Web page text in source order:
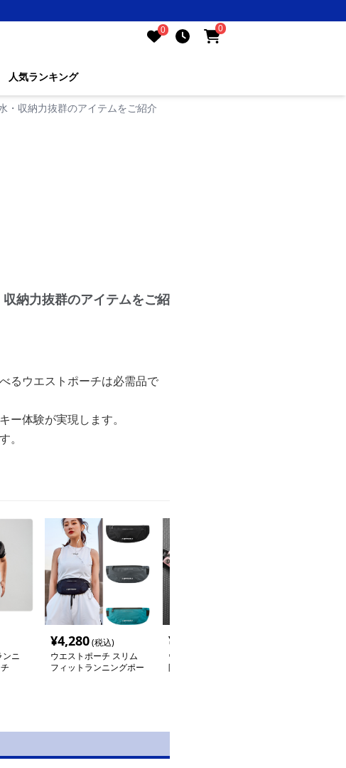
0 0
人気ランキング
・収納力抜群のアイテムをご紹介
納力抜群のアイテムをご紹
るウエストポーチは必需品で
体験が実現します。
。
ンニ
¥4,280(税込)
ウエストポーチ スリム
フィットランニングポー
¥
ウエストポーチ 超軽量
防水スポーツウエストポ